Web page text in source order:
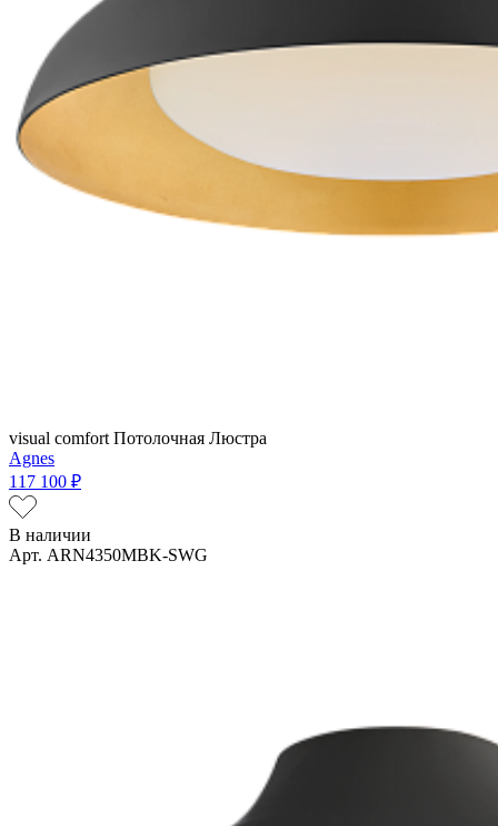
visual comfort Потолочная Люстра
Agnes
117 100 ₽
В наличии
Арт. ARN4350MBK-SWG